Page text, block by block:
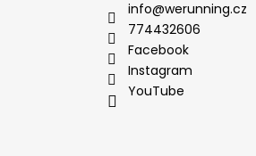
info@werunning.cz
774432606
Facebook
Instagram
YouTube